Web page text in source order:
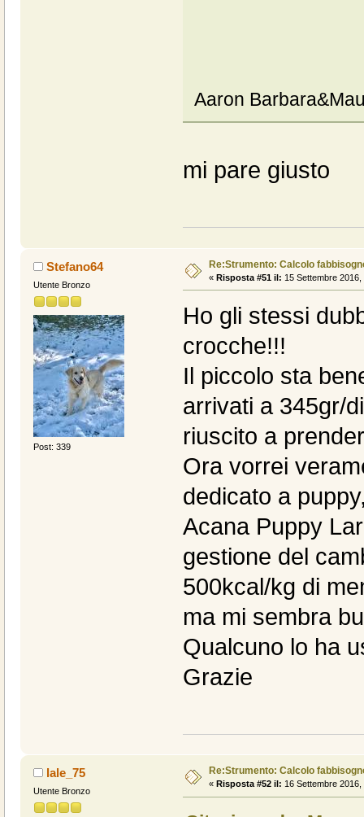
Aaron
mi pare giusto
Stefano64
Utente Bronzo
Post: 339
Re:Strumento: Calcolo
« Risposta #51 il: 15 Settembre 2016,
Ho gli stessi
crocche!!!
Il piccolo sta
arrivati a 345gr/
riuscito a
Ora vorrei
dedicato a
Acana Puppy
gestione del
500kcal/kg di
ma mi sembra
Qualcuno lo ha
Grazie
lale_75
Utente Bronzo
Re:Strumento: Calcolo
« Risposta #52 il: 16 Settembre 2016,